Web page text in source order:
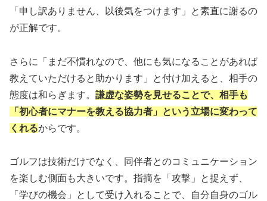
「申し訳ありません、以後気をつけます」と素直に謝るの
が正解です。
さらに「まだ不慣れなので、他にも気になることがあれば
教えていただけると助かります」と付け加えると、相手の
態度は和らぎます。 謙虚な姿勢を見せることで、相手も
「初心者にマナーを教える協力者」という立場に変わって
くれるからです。
ゴルフは技術だけでなく、同伴者とのコミュニケーション
を楽しむ側面も大きいです。指摘を「攻撃」と捉えず、
「学びの機会」として受け入れることで、自分自身のゴル